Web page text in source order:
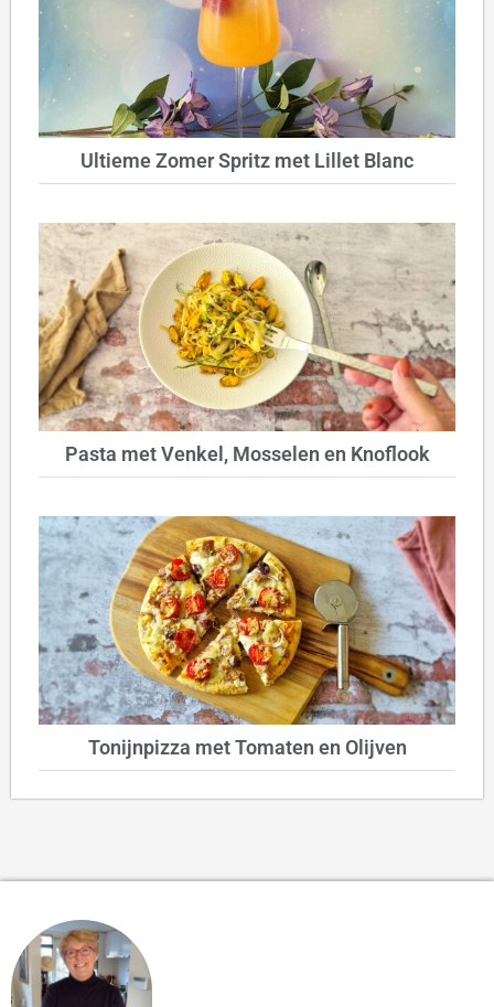
Ultieme Zomer Spritz met Lillet Blanc
Pasta met Venkel, Mosselen en Knoflook
Tonijnpizza met Tomaten en Olijven